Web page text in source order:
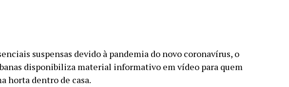
suspensas devido à pandemia do novo coronavírus, o
disponibiliza material informativo em vídeo para quem
horta dentro de casa.